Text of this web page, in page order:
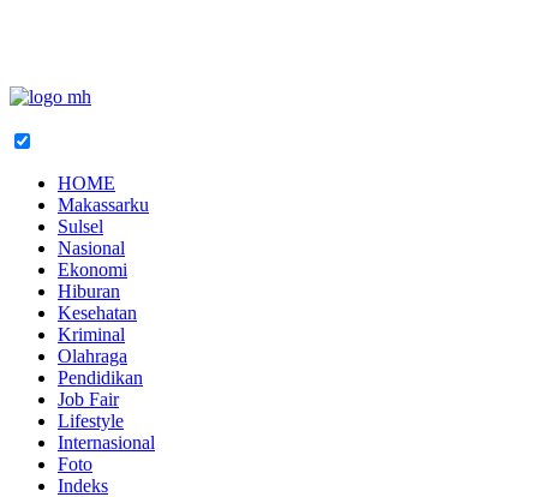
HOME
Makassarku
Sulsel
Nasional
Ekonomi
Hiburan
Kesehatan
Kriminal
Olahraga
Pendidikan
Job Fair
Lifestyle
Internasional
Foto
Indeks